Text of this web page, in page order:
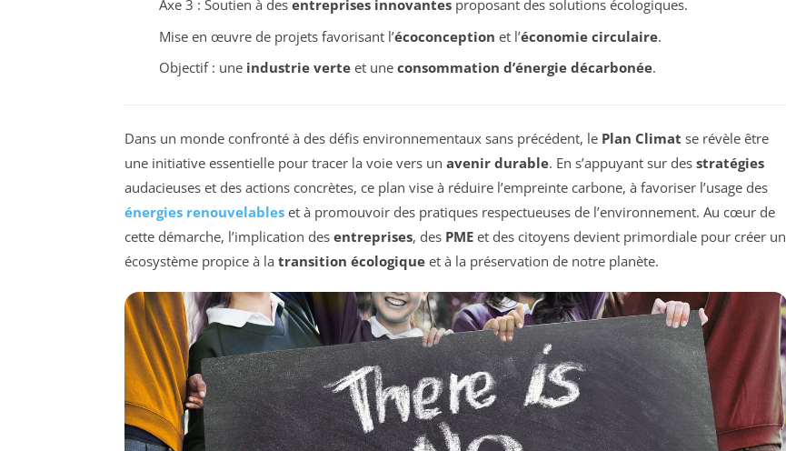
Axe 3 : Soutien à des entreprises innovantesproposant des solutions écologiques.
Mise en œuvre de projets favorisant l’écoconception et l’économie circulaire.
Objectif : une industrie verteet une consommation d’énergie décarbonée.
Dans un monde confronté à des défis environnementaux sans précédent, le Plan Climat se révèle être
une initiative essentielle pour tracer la voie vers un avenir durable. En s’appuyant sur des stratégies
audacieuses et des actions concrètes, ce plan vise à réduire l’empreinte carbone, à favoriser l’usage des
énergies renouvelables et à promouvoir des pratiques respectueuses de l’environnement. Au cœur de
cette démarche, l’implication des entreprises, des PME et des citoyens devient primordiale pour créer un
écosystème propice à la transition écologique et à la préservation de notre planète.